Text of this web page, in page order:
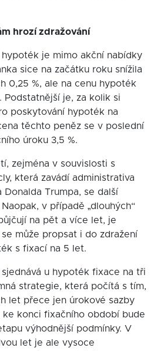
hrozí zdražování
je mimo akční nabídky
sice na začátku roku snížila
0,25 %, ale na cenu hypoték
je, za kolik si
poskytování hypoték na
těchto peněz se v poslední
úroku 3,5 %.
zejména v souvislosti s
která zavádí administrativa
Trumpa, se další
v případě „dlouhých“
na pět a více let, je
může propsat i do zdražení
s fixací na 5 let.
u hypoték fixace na tři
strategie, která počítá s tím,
let přece jen úrokové sazby
konci fixačního období bude
výhodnější podmínky. V
let je ale vysoce